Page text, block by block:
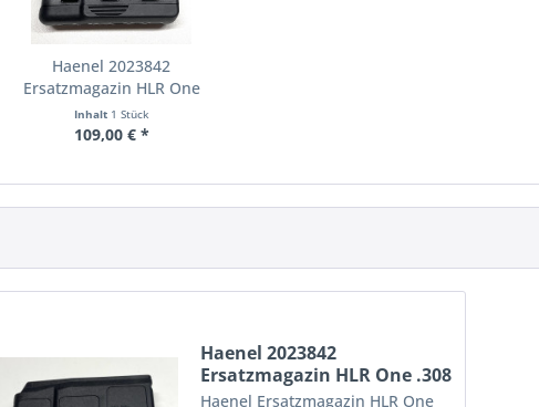
Haenel 2023842
Ersatzmagazin HLR One
.308 und...
Inhalt 1 Stück
109,00 € *
Haenel 2023842
Ersatzmagazin HLR One .308
und...
Haenel Ersatzmagazin HLR One